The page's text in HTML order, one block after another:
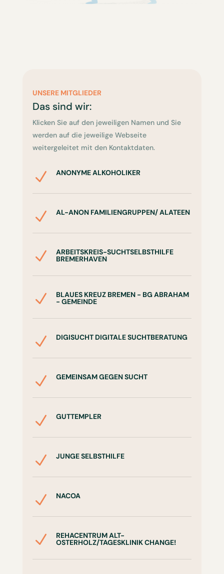
UNSERE MITGLIEDER
Das sind wir:
Klicken Sie auf den jeweiligen Namen und Sie
werden auf die jeweilige Webseite
weitergeleitet mit den Kontaktdaten.
N ANONYME ALKOHOLIKER
N AL-ANON FAMILIENGRUPPEN/ ALATEEN
N ARBEITSKREIS-SUCHTSELBSTHILFE
BREMERHAVEN
N BLAUES KREUZ BREMEN - BG ABRAHAM
- GEMEINDE
N DIGISUCHT DIGITALE SUCHTBERATUNG
N GEMEINSAM GEGEN SUCHT
N GUTTEMPLER
N JUNGE SELBSTHILFE
N NACOA
N REHACENTRUM ALT-
OSTERHOLZ/TAGESKLINIK CHANGE!